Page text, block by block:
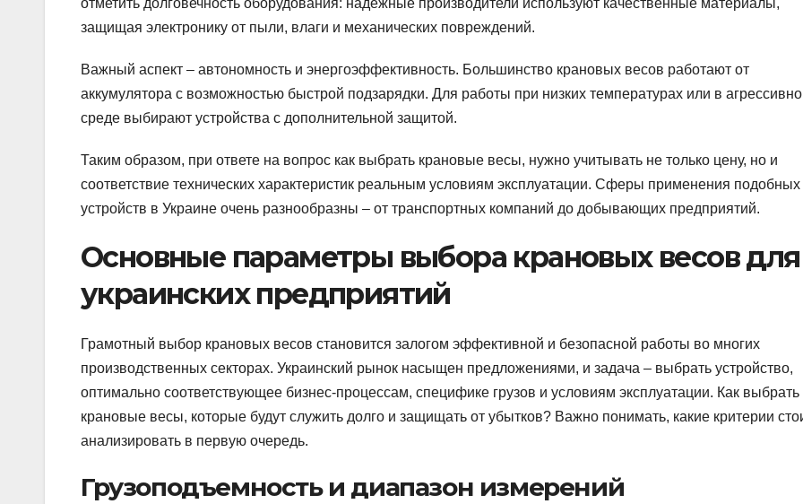
защищая электронику от пыли, влаги и механических повреждений.
Важный аспект – автономность и энергоэффективность. Большинство крановых весов работают от
аккумулятора с возможностью быстрой подзарядки. Для работы при низких температурах или в
среде выбирают устройства с дополнительной защитой.
Таким образом, при ответе на вопрос как выбрать крановые весы, нужно учитывать не только цену, но и
соответствие технических характеристик реальным условиям эксплуатации. Сферы применения подобных
устройств в Украине очень разнообразны – от транспортных компаний до добывающих предприятий.
Основные параметры выбора крановых весов для
украинских предприятий
Грамотный выбор крановых весов становится залогом эффективной и безопасной работы во многих
производственных секторах. Украинский рынок насыщен предложениями, и задача – выбрать устройство,
оптимально соответствующее бизнес-процессам, специфике грузов и условиям эксплуатации. Как выбрать
крановые весы, которые будут служить долго и защищать от убытков? Важно понимать, какие критерии
анализировать в первую очередь.
Грузоподъемность и диапазон измерений